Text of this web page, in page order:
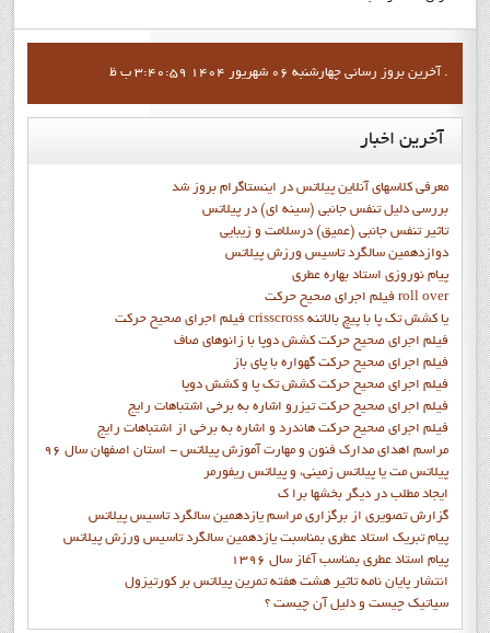
آخرين بروز رساني چهارشنبه 06 شهریور 1404 3:40:59 ب ظ .
آخرین اخبار
معرفی کلاسهای آنلاین پیلاتس در اینستاگرام بروز شد
بررسی دلیل تنفس جانبی (سینه ای) در پیلاتس
تاثیر تنفس جانبی (عمیق) درسلامت و زیبایی
دوازدهمين سالگرد تاسيس ورزش پيلاتس
پيام نوروزي استاد بهاره عطري
فيلم اجراي صحيح حرکت roll over
فيلم اجراي صحيح حركت crisscross يا كشش تك پا با پيچ بالاتنه
فيلم اجراي صحيح حرکت كشش دوپا با زانوهاي صاف
فيلم اجراي صحيح حرکت گهواره با پاي باز
فيلم اجراي صحيح حرکت کشش تک پا و کشش دوپا
فيلم اجراي صحيح حرکت تيزرو اشاره به برخي اشتباهات رايج
فيلم اجراي صحيح حرکت هاندرد و اشاره به برخي از اشتباهات رايج
مراسم اهدای مدارک فنون و مهارت آموزش پیلاتس - استان اصفهان سال 96
پیلاتس مت یا پیلاتس زمینی، و پیلاتس ریفورمر
ايجاد مطلب در ديگر بخشها برا ک
گزارش تصويري از برگزاري مراسم يازدهمين سالگرد تاسيس پيلاتس
پيام تبريک استاد عطري بمناسبت يازدهمين سالگرد تاسيس ورزش پيلاتس
پيام استاد عطري بمناسب آغاز سال 1396
انتشار پايان نامه تاثیر هشت هفته تمرین پیلاتس بر کورتیزول
سیاتیک چیست و دلیل آن چیست ؟